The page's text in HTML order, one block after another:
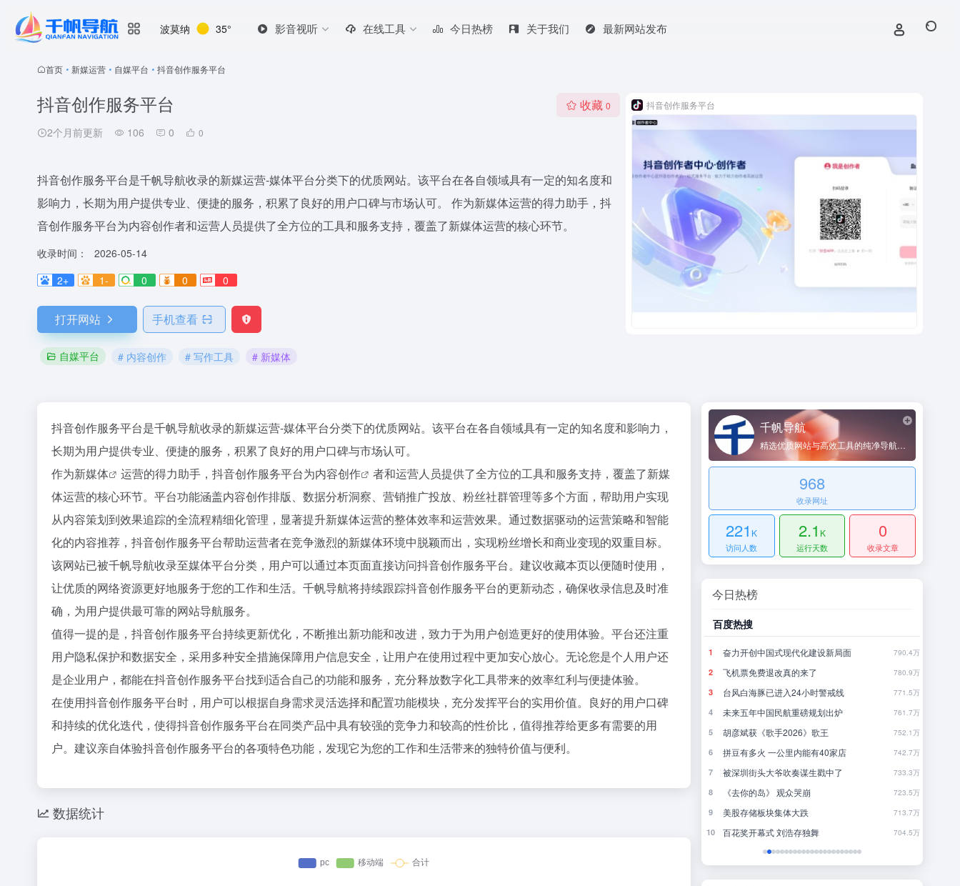
波莫纳 35° 影音视听 在线工具 今日热榜 关于我们 最新网站发布
首页 • 新媒运营 • 自媒平台 • 抖音创作服务平台
抖音创作服务平台
2个月前更新 106 0 0
收藏 0
抖音创作服务平台是千帆导航收录的新媒运营-媒体平台分类下的优质网站。该平台在各自领域具有一定的知名度和
影响力，长期为用户提供专业、便捷的服务，积累了良好的用户口碑与市场认可。 作为新媒体运营的得力助手，抖
音创作服务平台为内容创作者和运营人员提供了全方位的工具和服务支持，覆盖了新媒体运营的核心环节。
收录时间：
2026-05-14
2+
1- 0 0 0
打开网站 手机查看
自媒平台 # 内容创作 # 写作工具 # 新媒体
抖音创作服务平台
抖音创作服务平台是千帆导航收录的新媒运营-媒体平台分类下的优质网站。该平台在各自领域具有一定的知名度和影响力，
长期为用户提供专业、便捷的服务，积累了良好的用户口碑与市场认可。
作为新媒体 运营的得力助手，抖音创作服务平台为内容创作
者和运营人员提供了全方位的工具和服务支持，覆盖了新媒
体运营的核心环节。平台功能涵盖内容创作排版、数据分析洞察、营销推广投放、粉丝社群管理等多个方面，帮助用户实现
从内容策划到效果追踪的全流程精细化管理，显著提升新媒体运营的整体效率和运营效果。通过数据驱动的运营策略和智能
化的内容推荐，抖音创作服务平台帮助运营者在竞争激烈的新媒体环境中脱颖而出，实现粉丝增长和商业变现的双重目标。
该网站已被千帆导航收录至媒体平台分类，用户可以通过本页面直接访问抖音创作服务平台。建议收藏本页以便随时使用，
让优质的网络资源更好地服务于您的工作和生活。千帆导航将持续跟踪抖音创作服务平台的更新动态，确保收录信息及时准
确，为用户提供最可靠的网站导航服务。
值得一提的是，抖音创作服务平台持续更新优化，不断推出新功能和改进，致力于为用户创造更好的使用体验。平台还注重
用户隐私保护和数据安全，采用多种安全措施保障用户信息安全，让用户在使用过程中更加安心放心。无论您是个人用户还
是企业用户，都能在抖音创作服务平台找到适合自己的功能和服务，充分释放数字化工具带来的效率红利与便捷体验。
在使用抖音创作服务平台时，用户可以根据自身需求灵活选择和配置功能模块，充分发挥平台的实用价值。良好的用户口碑
和持续的优化迭代，使得抖音创作服务平台在同类产品中具有较强的竞争力和较高的性价比，值得推荐给更多有需要的用
户。建议亲自体验抖音创作服务平台的各项特色功能，发现它为您的工作和生活带来的独特价值与便利。
数据统计
千帆导航
精选优质网站与高效工具的纯净导航平台
968
收录网址
221 K
访问人数
2.1 K
运行天数
0
收录文章
今日热榜
1
2
OpenAI 音箱：果味设计，但比苹果多走一步
5 24小时健身房里，泡满了待业的年轻人
6
SpaceX对手破产了
百度热搜
1 奋力开创中国式现代化建设新局面 790.4万
2 飞机票免费退改真的来了 780.9万
3 台风白海豚已进入24小时警戒线 771.5万
4 未来五年中国民航重磅规划出炉 761.7万
5 胡彦斌获《歌手2026》歌王 752.1万
6 拼豆有多火 一公里内能有40家店 742.7万
7 被深圳街头大爷吹奏谋生戳中了 733.3万
8 《去你的岛》 观众哭崩 723.5万
9 美股存储板块集体大跌 713.7万
10 百花奖开幕式 刘浩存独舞 704.5万